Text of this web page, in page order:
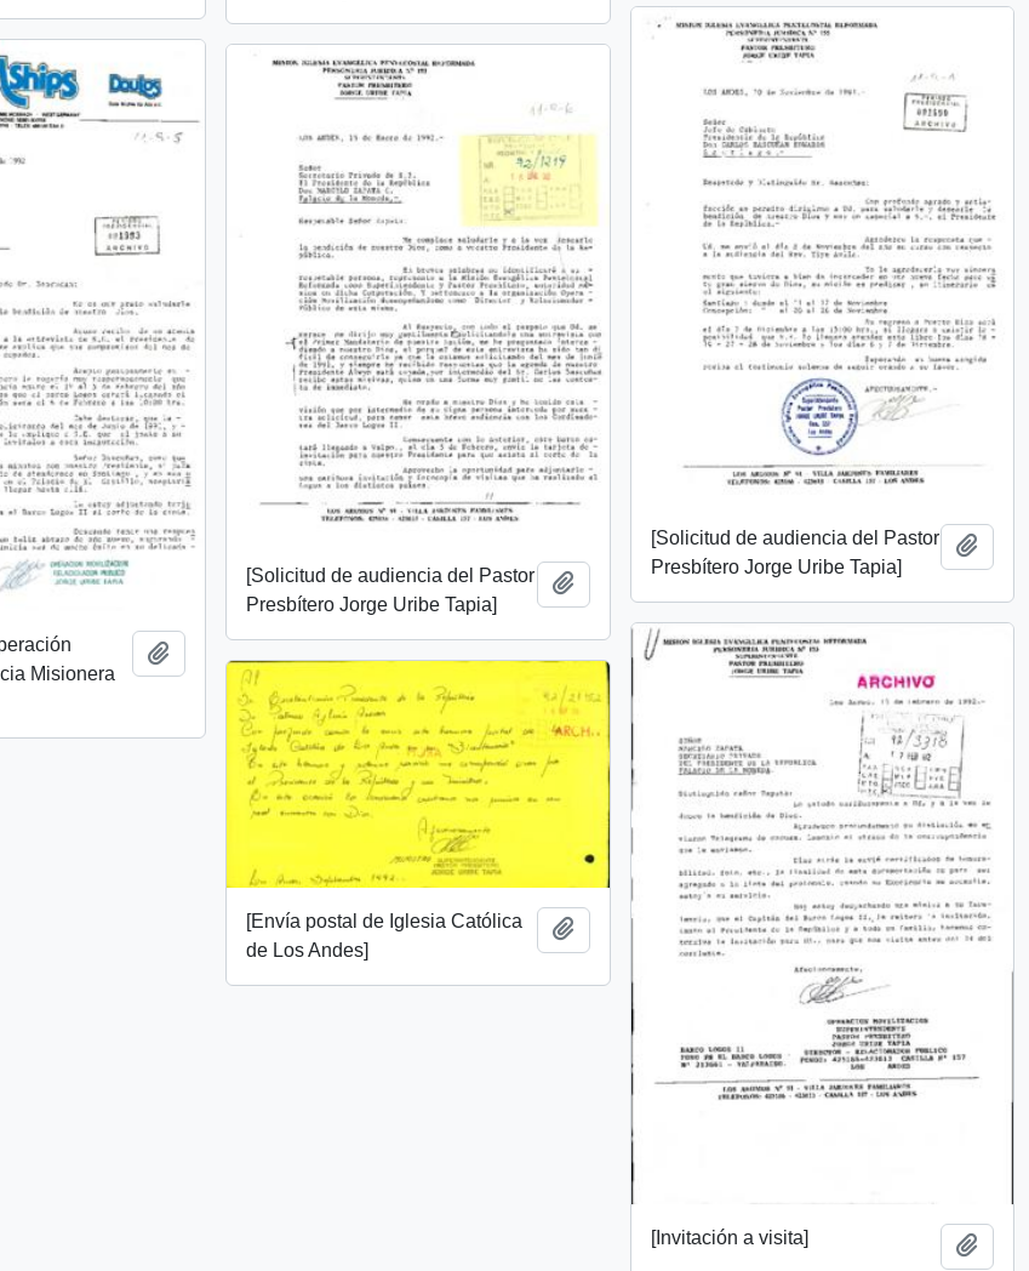
[Solicitud de audiencia del Pastor
Presbítero Jorge Uribe Tapia]
Misionera
[Solicitud de audiencia del Pastor
Presbítero Jorge Uribe Tapia]
Añadir al portapapeles
[Invitación a visita]
[Envía postal de Iglesia Católica
de Los Andes]
Añadir al portapapeles